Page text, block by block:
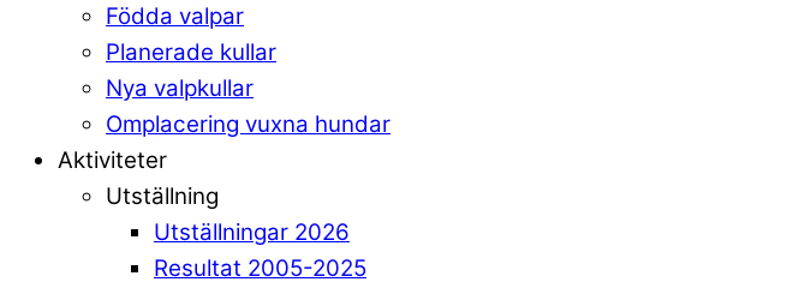
Födda valpar
Planerade kullar
Nya valpkullar
Omplacering vuxna hundar
Aktiviteter
Utställning
Utställningar 2026
Resultat 2005-2025